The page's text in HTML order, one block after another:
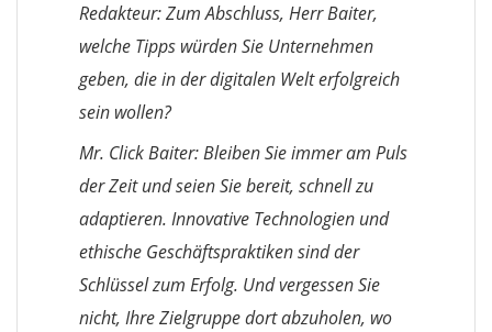
Redakteur: Zum Abschluss, Herr Baiter,
welche Tipps würden Sie Unternehmen
geben, die in der digitalen Welt erfolgreich
sein wollen?
Mr. Click Baiter: Bleiben Sie immer am Puls
der Zeit und seien Sie bereit, schnell zu
adaptieren. Innovative Technologien und
ethische Geschäftspraktiken sind der
Schlüssel zum Erfolg. Und vergessen Sie
nicht, Ihre Zielgruppe dort abzuholen, wo